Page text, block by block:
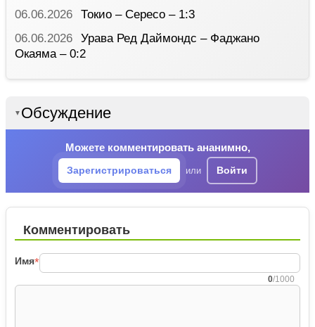
06.06.2026
Токио – Сересо – 1:3
06.06.2026
Урава Ред Даймондс – Фаджано
Окаяма – 0:2
▼ Обсуждение
Можете комментировать ананимно,
Зарегистрироваться или Войти
Комментировать
Имя*
0/1000